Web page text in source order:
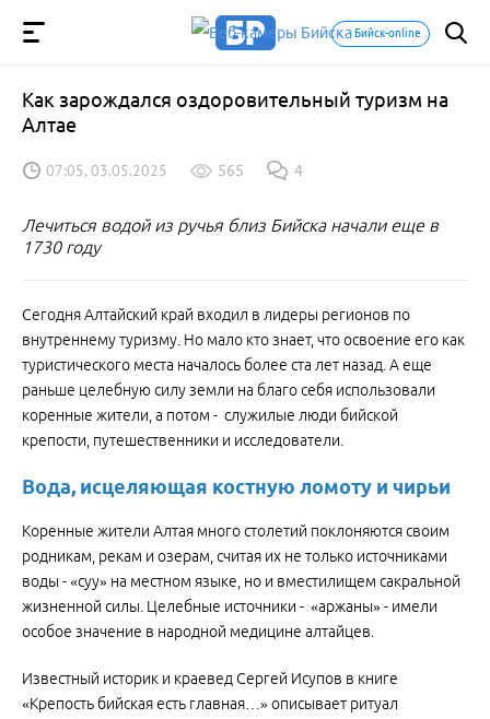
Бийск-online
Как зарождался оздоровительный туризм на
Алтае
07:05, 03.05.2025 565 4
Лечиться водой из ручья близ Бийска начали еще в
1730 году
Сегодня Алтайский край входил в лидеры регионов по
внутреннему туризму. Но мало кто знает, что освоение его как
туристического места началось более ста лет назад. А еще
раньше целебную силу земли на благо себя использовали
коренные жители, а потом - служилые люди бийской
крепости, путешественники и исследователи.
Вода, исцеляющая костную ломоту и чирьи
Коренные жители Алтая много столетий поклоняются своим
родникам, рекам и озерам, считая их не только источниками
воды - «суу» на местном языке, но и вместилищем сакральной
жизненной силы. Целебные источники - «аржаны» - имели
особое значение в народной медицине алтайцев.
Известный историк и краевед Сергей Исупов в книге
«Крепость бийская есть главная…» описывает ритуал